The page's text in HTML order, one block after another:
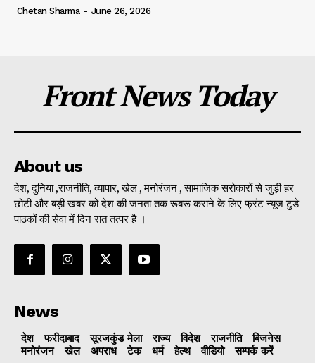
Chetan Sharma - June 26, 2026
Front News Today
About us
देश, दुनिया ,राजनीति, व्यापार, खेल , मनोरंजन , सामाजिक सरोकारों से जुड़ी हर
छोटी और बड़ी खबर को देश की जनता तक रूबरू कराने के लिए फ्रंट न्यूज टुडे
पाठकों की सेवा में दिन रात तत्पर है ।
News
देश फरीदाबाद सूरजकुंड मेला राज्‍य विदेश राजनीति
बिजनेस
मनोरंजन
खेल अपराध टेक धर्म हेल्थ वीडियो सम्पर्क करें